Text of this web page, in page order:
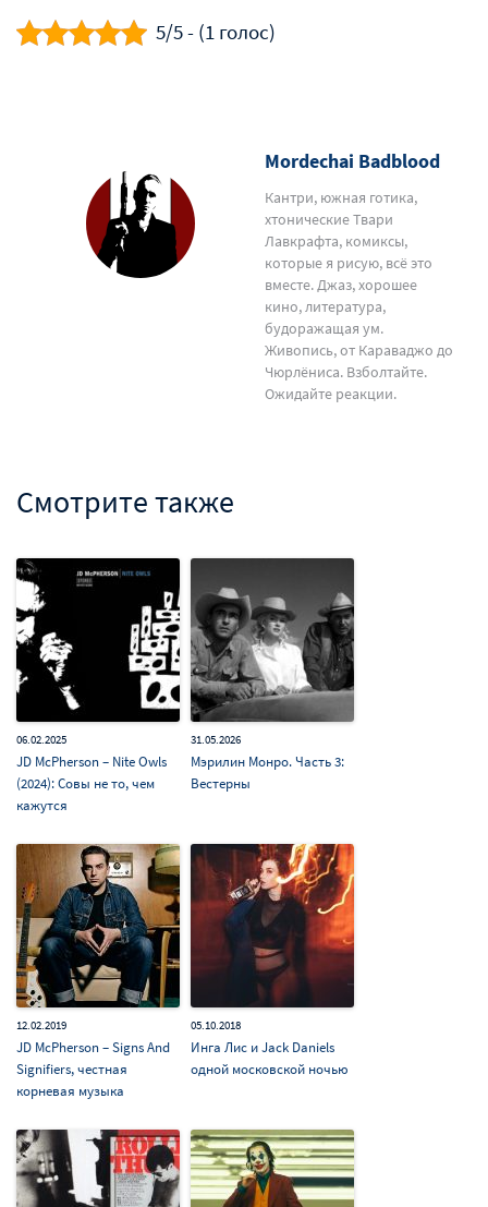
5/5 - (1 голос)
Mordechai Badblood
Кантри, южная готика,
хтонические Твари
Лавкрафта, комиксы,
которые я рисую, всё это
вместе. Джаз, хорошее
кино, литература,
будоражащая ум.
Живопись, от Караваджо до
Чюрлёниса. Взболтайте.
Ожидайте реакции.
Смотрите также
06.02.2025
JD McPherson – Nite Owls
(2024): Совы не то, чем
кажутся
31.05.2026
Мэрилин Монро. Часть 3:
Вестерны
12.02.2019
JD McPherson – Signs And
Signifiers, честная
корневая музыка
05.10.2018
Инга Лис и Jack Daniels
одной московской ночью